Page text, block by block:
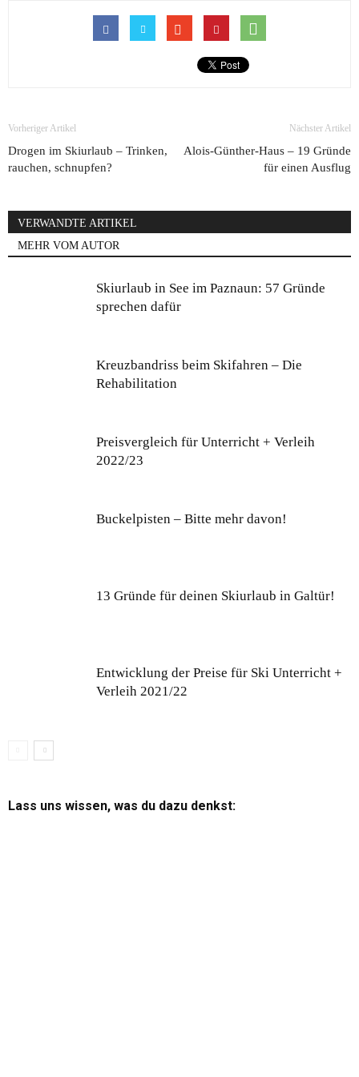
Vorheriger Artikel
Drogen im Skiurlaub – Trinken,
rauchen, schnupfen?
Nächster Artikel
Alois-Günther-Haus – 19 Gründe
für einen Ausflug
VERWANDTE ARTIKEL
MEHR VOM AUTOR
Skiurlaub in See im Paznaun: 57 Gründe
sprechen dafür
Kreuzbandriss beim Skifahren – Die
Rehabilitation
Preisvergleich für Unterricht + Verleih
2022/23
Buckelpisten – Bitte mehr davon!
13 Gründe für deinen Skiurlaub in Galtür!
Entwicklung der Preise für Ski Unterricht +
Verleih 2021/22
Lass uns wissen, was du dazu denkst: